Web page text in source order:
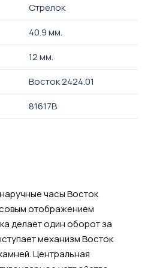
Стрелок
40.9 мм.
12 мм.
Восток 2424.01
81617В
часы Восток
отображением
делает один оборот за
механизм Восток
Центральная